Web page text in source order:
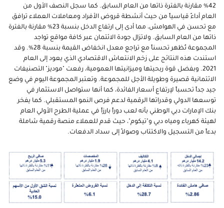
42% مقارنة بالفترة ذاتها من العام السابق. كما سجل النصف الأول من
العام أداءً قياسياً من حيث أنشطة قروض الأفراد ومعاملات العملاء ترافق
مع تحسن في الهوامش، مما أدى إلى ارتفاع الدخل بنسبة 23% مقارنة بالفترة
ذاتها من العام السابق. ولاتزال جودة الائتمان عبر كافة مواقع تواجد
المجموعة تُظهر تحسناً مع تراجع معدل انخفاض القيمة بنسبة 28%. وقد
استندت هذه النتائج على زخم الانتعاش الاقتصادي الذي يعود إلى العام
2021. وبفضل قوة ربحيتها وميزانيتها العمومية، رفعت "موديز" التصنيفات
الائتمانية قصيرة وطويلة الأجل للمجموعة. وتعتبر المجموعة اليوم في وضع
جيد جداً تحسباً لإرتفاع أسعار الفائدة، كما أنها ستواصل الاستثمار في
توسعها الدولي وقدراتها الرقمية لدعم فرص النمو المستقبلي. كما يفخر
بنك الإمارات دبي الوطني بأنه لعب دوراً بارزاً في عملية الطرح الأولي العام
لهيئة كهرباء ومياه دبي و"تيكوم"، حيث قدم للعملاء منصة رقمية شاملة
بدءاً من التسجيل والاكتتاب وصولاً إلى سداد الدفعات.